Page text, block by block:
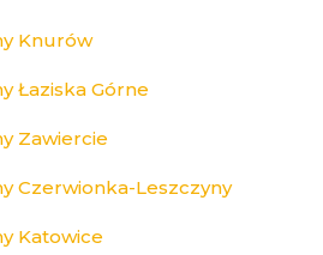
Knurów
Łaziska Górne
Zawiercie
Czerwionka-Leszczyny
Katowice